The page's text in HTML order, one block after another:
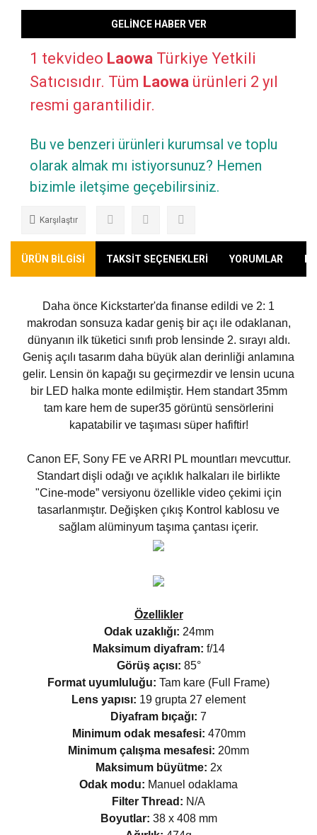
GELİNCE HABER VER
1 tekvideo Laowa Türkiye Yetkili
Satıcısıdır. Tüm Laowa ürünleri 2 yıl
resmi garantilidir.
Bu ve benzeri ürünleri kurumsal ve toplu
olarak almak mı istiyorsunuz? Hemen
bizimle iletşime geçebilirsiniz.
Karşılaştır
ÜRÜN BİLGİSİ TAKSİT SEÇENEKLERİ YORUMLAR
Daha önce Kickstarter'da finanse edildi ve 2: 1
makrodan sonsuza kadar geniş bir açı ile odaklanan,
dünyanın ilk tüketici sınıfı prob lensinde 2. sırayı aldı.
Geniş açılı tasarım daha büyük alan derinliği anlamına
gelir. Lensin ön kapağı su geçirmezdir ve lensin ucuna
bir LED halka monte edilmiştir. Hem standart 35mm
tam kare hem de super35 görüntü sensörlerini
kapatabilir ve taşıması süper hafiftir!
Canon EF, Sony FE ve ARRI PL mountları mevcuttur.
Standart dişli odağı ve açıklık halkaları ile birlikte
"Cine-mode” versiyonu özellikle video çekimi için
tasarlanmıştır. Değişken çıkış Kontrol kablosu ve
sağlam alüminyum taşıma çantası içerir.
Özellikler
Odak uzaklığı: 24mm
Maksimum diyafram: f/14
Görüş açısı: 85°
Format uyumluluğu: Tam kare (Full Frame)
Lens yapısı: 19 grupta 27 element
Diyafram bıçağı: 7
Minimum odak mesafesi: 470mm
Minimum çalışma mesafesi: 20mm
Maksimum büyütme: 2x
Odak modu: Manuel odaklama
Filter Thread: N/A
Boyutlar: 38 x 408 mm